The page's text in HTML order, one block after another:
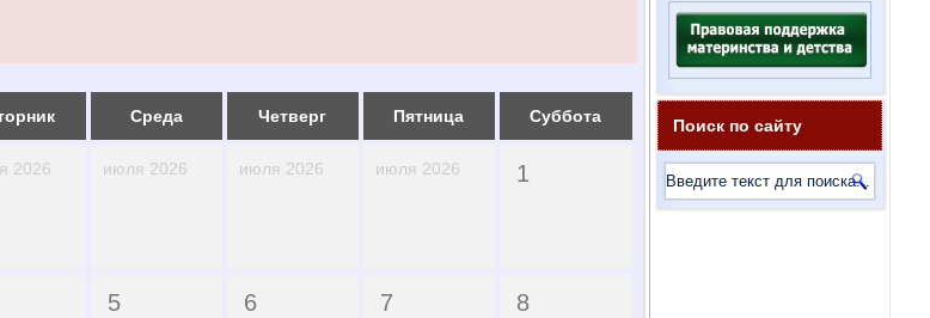
Среда Четверг Пятница Суббота
2026 июля 2026 июля 2026 июля 2026 1
5 6 7 8
Поиск по сайту